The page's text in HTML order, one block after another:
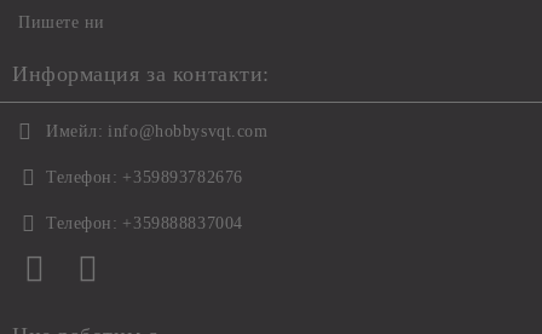
Пишете ни
Информация за контакти:
Имейл: info@hobbysvqt.com
Телефон: +359893782676
Телефон: +359888837004